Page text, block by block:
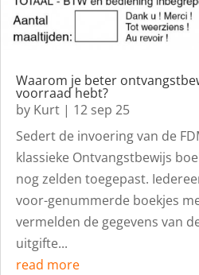
Waarom je beter
voorraad hebt?
by Kurt | 12 sep 25
Sedert de invoering van de
klassieke Ontvangstbewijs
nog zelden toegepast.
voor-genummerde boekjes
vermelden de gegevens van
uitgifte...
read more